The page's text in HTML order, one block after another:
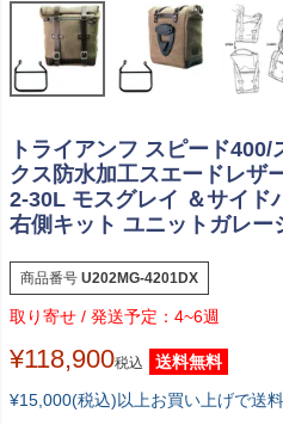
トライアンフ スピード
クス防水加工スエードレザ
2-30L モスグレイ ＆サイド
右側キット ユニットガレー
商品番号 U202MG-4201DX
4~6週
¥118,900税込
送料無料
¥15,000(税込)以上お買い上げで送